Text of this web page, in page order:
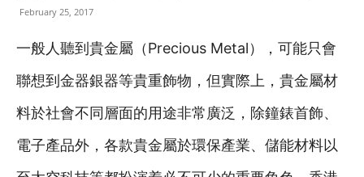
February 25, 2017
一般人聽到貴金屬（Precious Metal），可能只會
聯想到金器銀器等貴重飾物，但實際上，貴金屬材
料於社會不同層面的用途非常廣泛，除鐘錶首飾、
電子產品外，各款貴金屬於環保產業、儲能材料以